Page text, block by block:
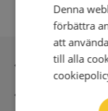
Secure
Direct
Denna
förbättra
att
till alla